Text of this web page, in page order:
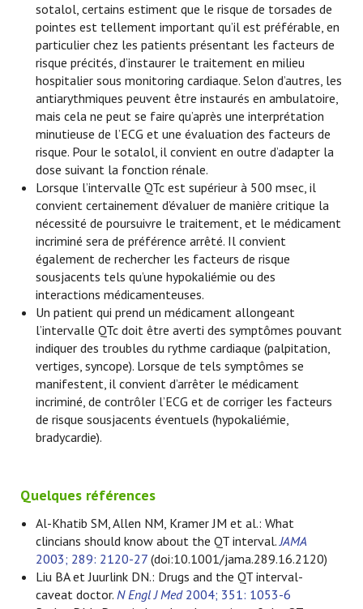
sotalol, certains estiment que le risque de torsades de
pointes est tellement important qu’il est préférable, en
particulier chez les patients présentant les facteurs de
risque précités, d’instaurer le traitement en milieu
hospitalier sous monitoring cardiaque. Selon d’autres, les
antiarythmiques peuvent être instaurés en ambulatoire,
mais cela ne peut se faire qu’après une interprétation
minutieuse de l’ECG et une évaluation des facteurs de
risque. Pour le sotalol, il convient en outre d’adapter la
dose suivant la fonction rénale.
Lorsque l’intervalle QTc est supérieur à 500 msec, il
convient certainement d’évaluer de manière critique la
nécessité de poursuivre le traitement, et le médicament
incriminé sera de préférence arrêté. Il convient
également de rechercher les facteurs de risque
sousjacents tels qu’une hypokaliémie ou des
interactions médicamenteuses.
Un patient qui prend un médicament allongeant
l’intervalle QTc doit être averti des symptômes pouvant
indiquer des troubles du rythme cardiaque (palpitation,
vertiges, syncope). Lorsque de tels symptômes se
manifestent, il convient d’arrêter le médicament
incriminé, de contrôler l’ECG et de corriger les facteurs
de risque sousjacents éventuels (hypokaliémie,
bradycardie).
Quelques références
Al-Khatib SM, Allen NM, Kramer JM et al.: What
clincians should know about the QT interval.JAMA
2003; 289: 2120-27 (doi:10.1001/jama.289.16.2120)
Liu BA et Juurlink DN.: Drugs and the QT interval-
caveat doctor.N Engl J Med2004; 351: 1053-6